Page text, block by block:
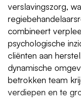
verslavingszorg,
combineert
psychologische
cliënten aan
dynamische
betrokken team
verdiepen en te